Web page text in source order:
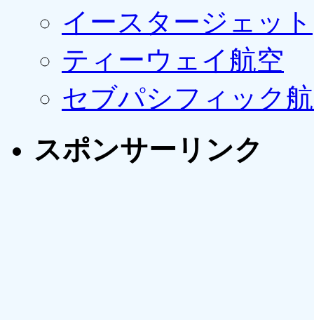
イースタージェット
ティーウェイ航空
セブパシフィック
スポンサーリンク